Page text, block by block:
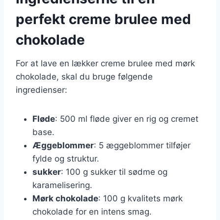
perfekt creme brulee med
chokolade
For at lave en lækker creme brulee med mørk
chokolade, skal du bruge følgende
ingredienser:
Fløde: 500 ml fløde giver en rig og cremet
base.
Æggeblommer: 5 æggeblommer tilføjer
fylde og struktur.
sukker: 100 g sukker til sødme og
karamelisering.
Mørk chokolade: 100 g kvalitets mørk
chokolade for en intens smag.